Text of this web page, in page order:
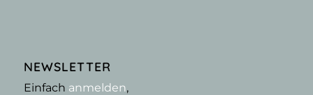
NEWSLETTER
Einfach anmelden,